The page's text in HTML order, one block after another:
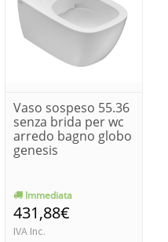
Vaso sospeso 55.36
senza brida per wc
arredo bagno globo
genesis
Immediata
431,88€
IVA Inc.